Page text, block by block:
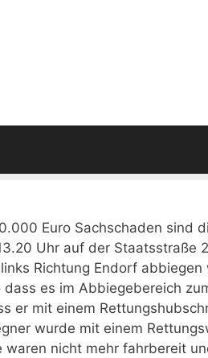
Euro Sachschaden sind
Uhr auf der Staatsstraße
Richtung Endorf
es im Abbiegebereich
er mit einem
wurde mit einem
waren nicht mehr fahrbereit